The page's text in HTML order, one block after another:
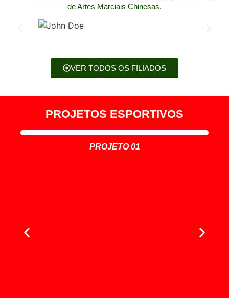
de Artes Marciais Chinesas.
VER TODOS OS FILIADOS
PROJETOS ESPORTIVOS
PROJETO 01